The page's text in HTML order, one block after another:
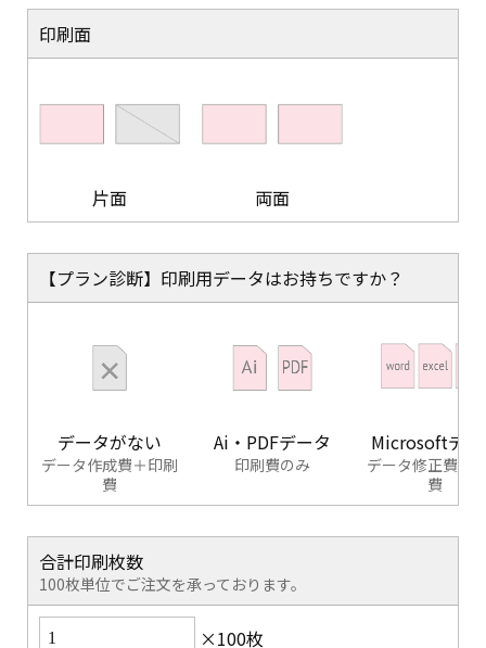
印刷面
片面 両面
【プラン診断】印刷用データはお持ちですか？
データがない
データ作成費＋印刷
費
Ai・PDFデータ
印刷費のみ
Microsoftデ
データ修正費＋
費
合計印刷枚数
100枚単位でご注文を承っております。
×100枚